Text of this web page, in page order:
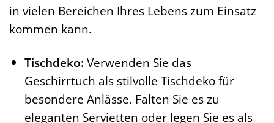
in vielen Bereichen Ihres Lebens zum Einsatz
kommen kann.
Tischdeko: Verwenden Sie das
Geschirrtuch als stilvolle Tischdeko für
besondere Anlässe. Falten Sie es zu
eleganten Servietten oder legen Sie es als